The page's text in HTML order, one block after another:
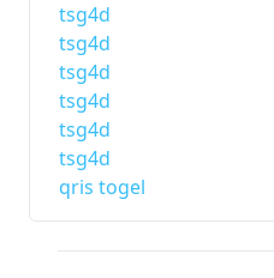
tsg4d
tsg4d
tsg4d
tsg4d
tsg4d
tsg4d
qris togel